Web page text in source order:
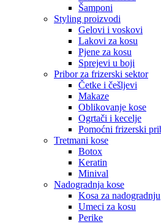
Šamponi
Styling proizvodi
Gelovi i voskovi
Lakovi za kosu
Pjene za kosu
Sprejevi u boji
Pribor za frizerski sektor
Četke i češljevi
Makaze
Oblikovanje kose
Ogrtači i kecelje
Pomoćni frizerski
Tretmani kose
Botox
Keratin
Minival
Nadogradnja kose
Kosa za nadogradnju
Umeci za kosu
Perike